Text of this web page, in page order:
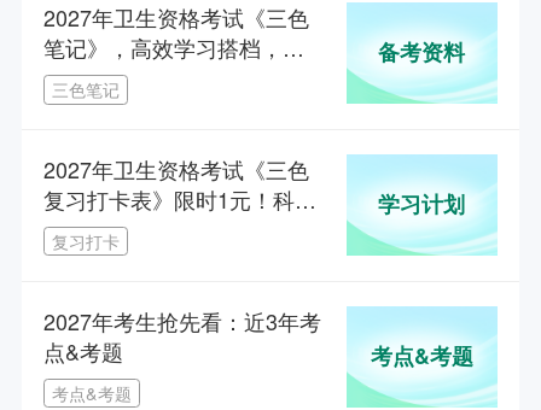
2027年卫生资格考试《三色
笔记》，高效学习搭档，省
时提分！
三色笔记
备考资料
2027年卫生资格考试《三色
复习打卡表》限时1元！科学
规划备考！
复习打卡
学习计划
2027年考生抢先看：近3年考
点&考题
考点&考题
考点&考题
主讲人：张钰琪 | 2026-04-22 19:00--21:00
大咖连麦专场——揭秘高效复习通关技巧
南苑陪你过医考：2025执业及主治医师备考指导
主讲人：南苑 | 2024-12-09 18:55--21:00
网报倒计时，2025初中级职称备考答疑专场
主讲人：网校老师 | 2024-12-06 15:55--18:00